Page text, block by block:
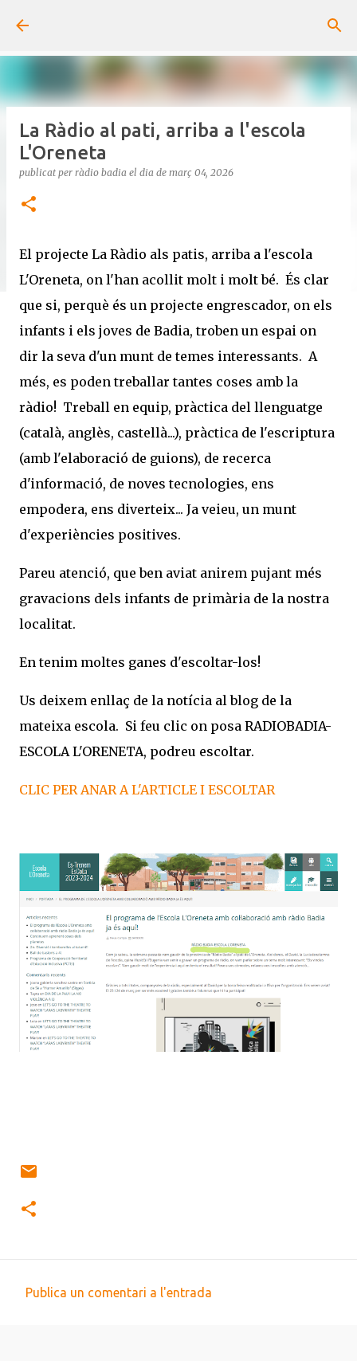
La Ràdio al pati, arriba a l'escola
L'Oreneta
publicat per ràdio badia el dia de març 04, 2026
El projecte La Ràdio als patis, arriba a l'escola
L'Oreneta, on l'han acollit molt i molt bé. És clar
que si, perquè és un projecte engrescador, on els
infants i els joves de Badia, troben un espai on
dir la seva d'un munt de temes interessants. A
més, es poden treballar tantes coses amb la
ràdio! Treball en equip, pràctica del llenguatge
(català, anglès, castellà...), pràctica de l'escriptura
(amb l'elaboració de guions), de recerca
d'informació, de noves tecnologies, ens
empodera, ens diverteix... Ja veieu, un munt
d'experiències positives.
Pareu atenció, que ben aviat anirem pujant més
gravacions dels infants de primària de la nostra
localitat.
En tenim moltes ganes d'escoltar-los!
Us deixem enllaç de la notícia al blog de la
mateixa escola. Si feu clic on posa RADIOBADIA-
ESCOLA L'ORENETA, podreu escoltar.
CLIC PER ANAR A L'ARTICLE I ESCOLTAR
Publica un comentari a l'entrada